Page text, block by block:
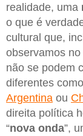
realidade, uma
o que é
cultural que,
observamos
não se podem
diferentes como
Argentina ou
direita política
“nova onda”,